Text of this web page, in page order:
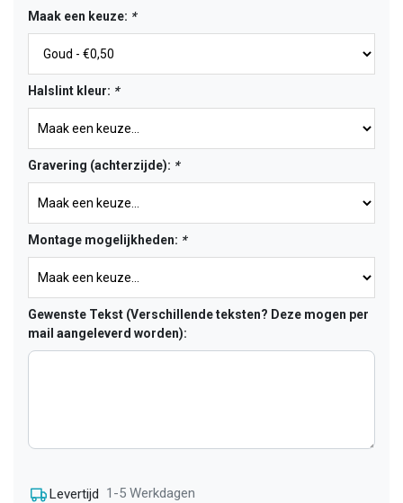
Maak een keuze: *
Halslint kleur: *
Gravering (achterzijde): *
Montage mogelijkheden: *
Gewenste Tekst (Verschillende teksten? Deze mogen per
mail aangeleverd worden):
Levertijd 1-5 Werkdagen